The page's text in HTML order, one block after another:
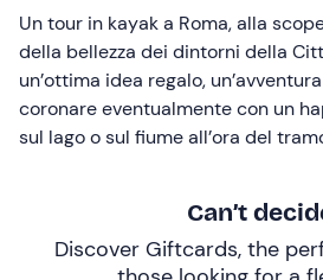
Un tour in kayak a Roma, alla
della bellezza dei dintorni della
un’ottima idea regalo,
coronare eventualmente con un
sul lago o sul fiume all’ora del
Can’t
Discover Giftcards, the